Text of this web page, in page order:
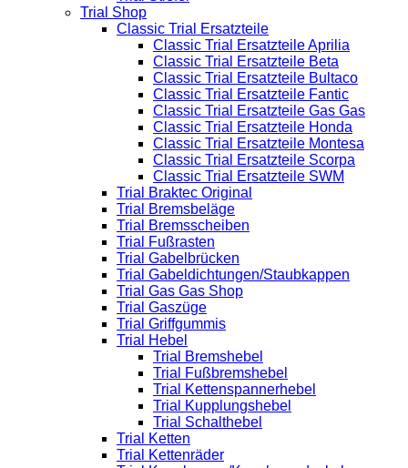
Trial Shop
Classic Trial Ersatzteile
Classic Trial Ersatzteile Aprilia
Classic Trial Ersatzteile Beta
Classic Trial Ersatzteile Bultaco
Classic Trial Ersatzteile Fantic
Classic Trial Ersatzteile Gas Gas
Classic Trial Ersatzteile Honda
Classic Trial Ersatzteile Montesa
Classic Trial Ersatzteile Scorpa
Classic Trial Ersatzteile SWM
Trial Braktec Original
Trial Bremsbeläge
Trial Bremsscheiben
Trial Fußrasten
Trial Gabelbrücken
Trial Gabeldichtungen/Staubkappen
Trial Gas Gas Shop
Trial Gaszüge
Trial Griffgummis
Trial Hebel
Trial Bremshebel
Trial Fußbremshebel
Trial Kettenspannerhebel
Trial Kupplungshebel
Trial Schalthebel
Trial Ketten
Trial Kettenräder